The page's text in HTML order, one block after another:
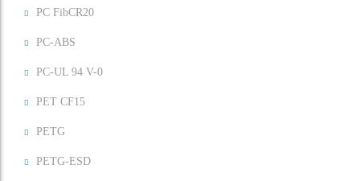
PC FibCR20
PC-ABS
PC-UL 94 V-0
PET CF15
PETG
PETG-ESD